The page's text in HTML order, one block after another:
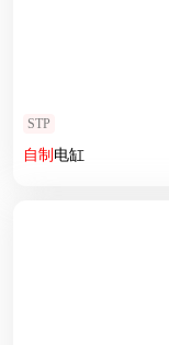
STP
自制 电缸